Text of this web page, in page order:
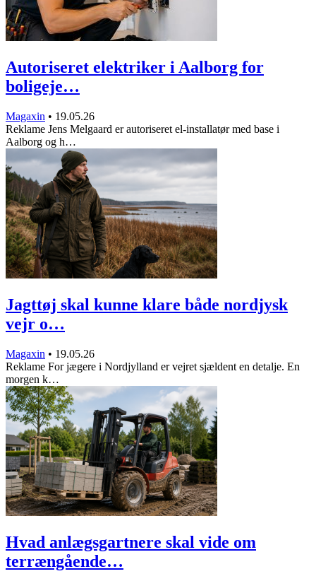
Autoriseret elektriker i Aalborg for
boligeje…
Magaxin • 19.05.26
Reklame Jens Melgaard er autoriseret el-installatør med base i
Aalborg og h…
Jagttøj skal kunne klare både nordjysk
vejr o…
Magaxin • 19.05.26
Reklame For jægere i Nordjylland er vejret sjældent en detalje. En
morgen k…
Hvad anlægsgartnere skal vide om
terrængående…